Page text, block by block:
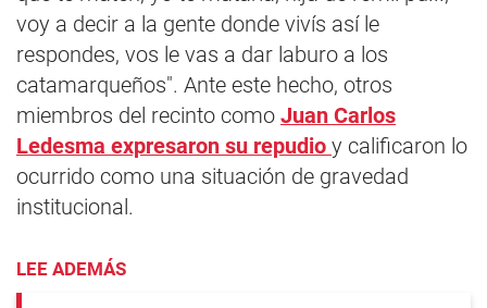
voy a decir a la gente donde vivís así le
respondes, vos le vas a dar laburo a los
catamarqueños". Ante este hecho, otros
miembros del recinto como Juan Carlos
Ledesma expresaron su repudio y calificaron lo
ocurrido como una situación de gravedad
institucional.
LEE ADEMÁS